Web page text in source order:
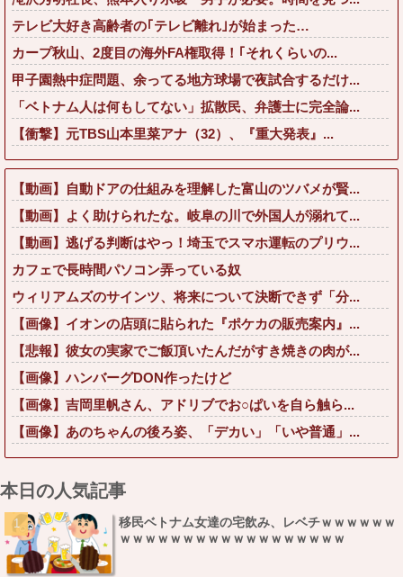
テレビ大好き高齢者の｢テレビ離れ｣が始まった…
カープ秋山、2度目の海外FA権取得！｢それくらいの...
甲子園熱中症問題、余ってる地方球場で夜試合するだけ...
「ベトナム人は何もしてない」拡散民、弁護士に完全論...
【衝撃】元TBS山本里菜アナ（32）、『重大発表』...
【動画】自動ドアの仕組みを理解した富山のツバメが賢...
【動画】よく助けられたな。岐阜の川で外国人が溺れて...
【動画】逃げる判断はやっ！埼玉でスマホ運転のプリウ...
カフェで長時間パソコン弄っている奴
ウィリアムズのサインツ、将来について決断できず「分...
【画像】イオンの店頭に貼られた『ポケカの販売案内』...
【悲報】彼女の実家でご飯頂いたんだがすき焼きの肉が...
【画像】ハンバーグDON作ったけど
【画像】吉岡里帆さん、アドリブでお○ぱいを自ら触ら...
【画像】あのちゃんの後ろ姿、「デカい」「いや普通」...
本日の人気記事
移民ベトナム女達の宅飲み、レベチｗｗｗｗｗｗ
ｗｗｗｗｗｗｗｗｗｗｗｗｗｗｗｗｗｗ